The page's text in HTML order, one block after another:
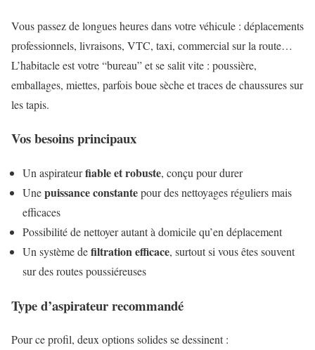
Vous passez de longues heures dans votre véhicule : déplacements
professionnels, livraisons, VTC, taxi, commercial sur la route…
L’habitacle est votre “bureau” et se salit vite : poussière,
emballages, miettes, parfois boue sèche et traces de chaussures sur
les tapis.
Vos besoins principaux
Un aspirateurfiable et robuste, conçu pour durer
Unepuissance constantepour des nettoyages réguliers mais
efficaces
Possibilité de nettoyer autant à domicile qu’en déplacement
Un système defiltration efficace, surtout si vous êtes souvent
sur des routes poussiéreuses
Type d’aspirateur recommandé
Pour ce profil, deux options solides se dessinent :